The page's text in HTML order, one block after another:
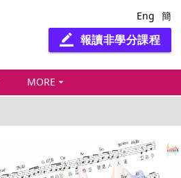
Eng 簡
border_color 報讀非學分課程
MORE arrow_drop_down